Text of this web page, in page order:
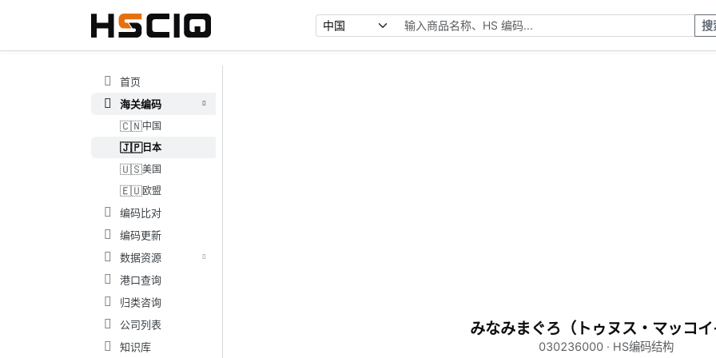
搜
首页
海关编码
🇨🇳中国
🇯🇵日本
🇺🇸美国
🇪🇺欧盟
编码比对
编码更新
数据资源
港口查询
归类咨询
公司列表
知识库
みなみまぐろ（トゥヌス・マッコイ
030236000 · HS编码结构